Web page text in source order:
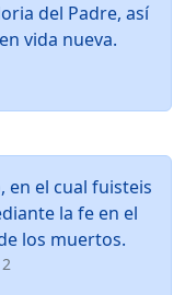
del Padre, así
vida nueva.
en el cual fuisteis
la fe en el
los muertos.